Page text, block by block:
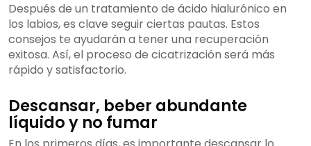
Después de un tratamiento de ácido hialurónico en
los labios, es clave seguir ciertas pautas. Estos
consejos te ayudarán a tener una recuperación
exitosa. Así, el proceso de cicatrización será más
rápido y satisfactorio.
Descansar, beber abundante
líquido y no fumar